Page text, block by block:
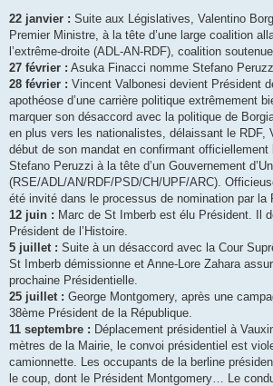
22 janvier : Suite aux Législatives, Valentino
Premier Ministre, à la tête d’une large coalition
l’extrême-droite (ADL-AN-RDF), coalition
27 février : Asuka Finacci nomme Stefano
28 février : Vincent Valbonesi devient Président
apothéose d’une carrière politique extrêmement
marquer son désaccord avec la politique de
en plus vers les nationalistes, délaissant le RDF,
début de son mandat en confirmant officiellement
Stefano Peruzzi à la tête d’un Gouvernement
(RSE/ADL/AN/RDF/PSD/CH/UPF/ARC).
été invité dans le processus de nomination par la
12 juin : Marc de St Imberb est élu Président. Il
Président de l’Histoire.
5 juillet : Suite à un désaccord avec la Cour
St Imberb démissionne et Anne-Lore Zahara
prochaine Présidentielle.
25 juillet : George Montgomery, après une
38ème Président de la République.
11 septembre : Déplacement présidentiel à
mètres de la Mairie, le convoi présidentiel est
camionnette. Les occupants de la berline
le coup, dont le Président Montgomery… Le